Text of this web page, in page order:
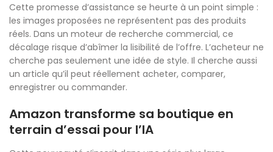
Cette promesse d’assistance se heurte à un point simple :
les images proposées ne représentent pas des produits
réels. Dans un moteur de recherche commercial, ce
décalage risque d’abîmer la lisibilité de l’offre. L’acheteur ne
cherche pas seulement une idée de style. Il cherche aussi
un article qu’il peut réellement acheter, comparer,
enregistrer ou commander.
Amazon transforme sa boutique en
terrain d’essai pour l’IA